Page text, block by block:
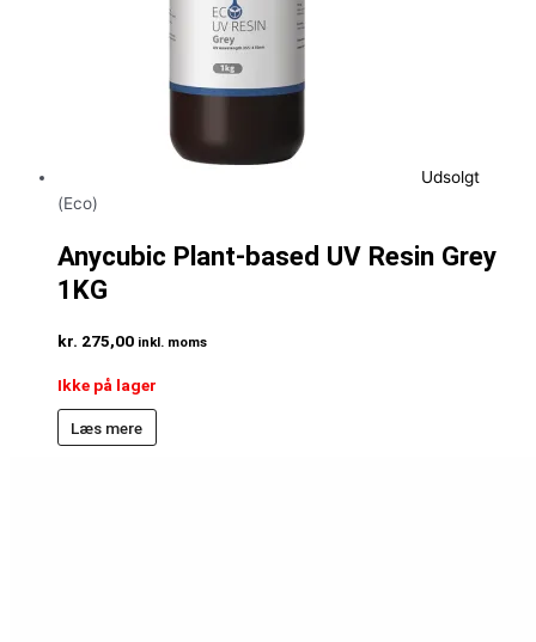
Udsolgt
(Eco)
Anycubic Plant-based UV Resin Grey
1KG
kr. 275,00 inkl. moms
Ikke på lager
Læs mere